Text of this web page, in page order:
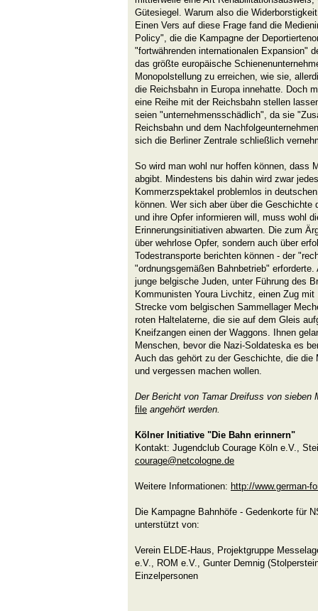
Gütesiegel. Warum also die
Einen Vers auf diese Frage fand die
Policy", die die Kampagne der
"fortwährenden internationalen Expansion"
das größte europäische
Monopolstellung zu erreichen, wie sie,
die Reichsbahn in Europa innehatte. Doch
eine Reihe mit der Reichsbahn stellen
seien "unternehmensschädlich", da sie
Reichsbahn und dem
sich die Berliner Zentrale schließlich
So wird man wohl nur hoffen können, dass
abgibt. Mindestens bis dahin wird zwar
Kommerzspektakel problemlos in
können. Wer sich aber über die Geschichte
und ihre Opfer informieren will, muss wohl
Erinnerungsinitiativen abwarten. Die zum
über wehrlose Opfer, sondern auch über
Todestransporte berichten können - der
"ordnungsgemäßen Bahnbetrieb"
junge belgische Juden, unter Führung des
Kommunisten Youra Livchitz, einen Zug mit
Strecke vom belgischen Sammellager
roten Haltelaterne, die sie auf dem Gleis
Kneifzangen einen der Waggons. Ihnen
Menschen, bevor die Nazi-Soldateska es
Auch das gehört zu der Geschichte, die die
und vergessen machen wollen.
Der Bericht von Tamar Dreifuss von sieben
file angehört werden.
Kölner Initiative "Die Bahn erinnern"
Kontakt: Jugendclub Courage Köln e.V.,
courage@netcologne.de
Weitere Informationen: http://www.german-
Die Kampagne Bahnhöfe - Gedenkorte für
unterstützt von:
Verein ELDE-Haus, Projektgruppe
e.V., ROM e.V., Gunter Demnig
Einzelpersonen